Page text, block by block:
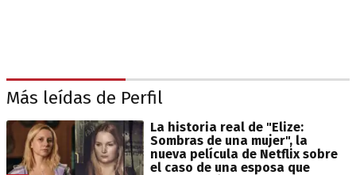
Más leídas de Perfil
La historia real de "Elize:
Sombras de una mujer", la
nueva película de Netflix sobre
el caso de una esposa que